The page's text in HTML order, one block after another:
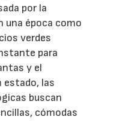
por la
una época como
verdes
para
y el
estado, las
buscan
cómodas